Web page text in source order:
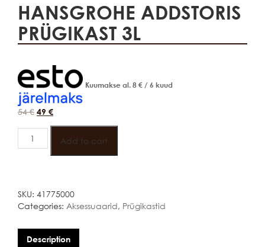
HANSGROHE ADDSTORIS
PRÜGIKAST 3L
Kuumakse al. 8 € / 6 kuud
54€ 49 €
HANSGROHE
ADDSTORIS
PRÜGIKAST
Add to cart
SKU: 41775000
Categories: Aksessuaarid, Prügikastid
Description